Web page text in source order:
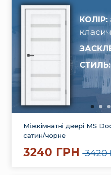
КОЛІР:
СТИЛЬ:
Міжкімнатні двері MS
сатин/чорне
3240 ГРН 3420